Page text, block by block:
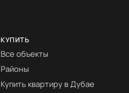
КУПИТЬ
Все объекты
Районы
Купить квартиру в Дубае